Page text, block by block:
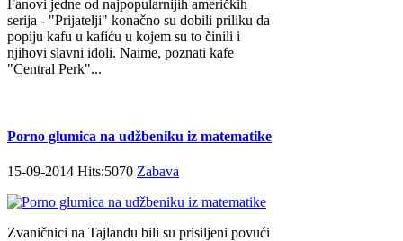
Fanovi jedne od najpopularnijih američkih
serija - "Prijatelji" konačno su dobili priliku da
popiju kafu u kafiću u kojem su to činili i
njihovi slavni idoli. Naime, poznati kafe
"Central Perk"...
Porno glumica na udžbeniku iz matematike
15-09-2014 Hits:5070 Zabava
Zvaničnici na Tajlandu bili su prisiljeni povući